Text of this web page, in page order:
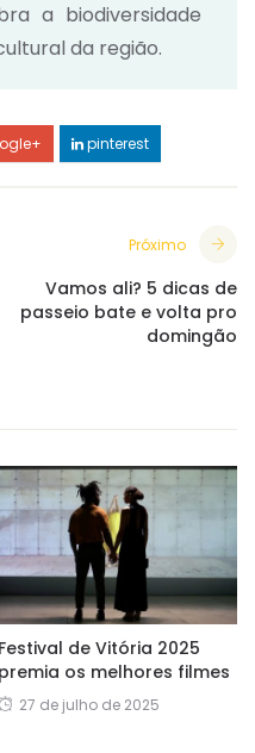
a biodiversidade
da região.
pinterest
Próximo
Vamos ali? 5 dicas de
passeio bate e volta pro
domingão
Festival de Vitória 2025
premia os melhores filmes
27 de julho de 2025